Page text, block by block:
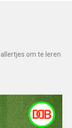
om te leren